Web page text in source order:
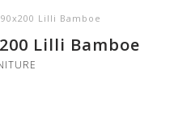
Lilli Bamboe
Lilli Bamboe